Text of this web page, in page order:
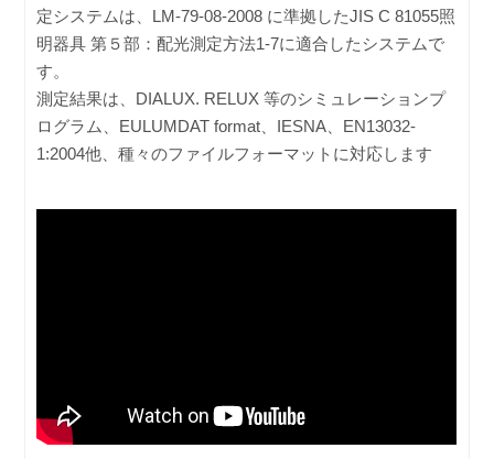
定システムは、LM-79-08-2008 に準拠したJIS C 81055照
明器具 第５部：配光測定方法1-7に適合したシステムで
す。
測定結果は、DIALUX. RELUX 等のシミュレーションプ
ログラム、EULUMDAT format、IESNA、EN13032-
1:2004他、種々のファイルフォーマットに対応します